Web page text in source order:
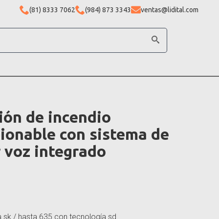
(81) 8333 7062 (984) 873 3343 ventas@lidital.com
de incendio
con sistema de
integrado
/ hasta 635 con tecnología sd